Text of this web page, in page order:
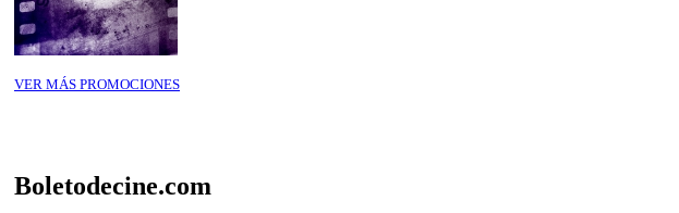
VER MÁS PROMOCIONES
Boletodecine.com